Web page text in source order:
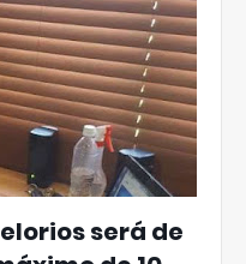
será de